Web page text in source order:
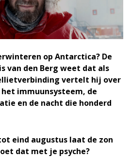
op Antarctica? De
van den Berg weet dat als
vertelt hij over
immuunsysteem, de
en de nacht die honderd
eind augustus laat de zon
dat met je psyche?